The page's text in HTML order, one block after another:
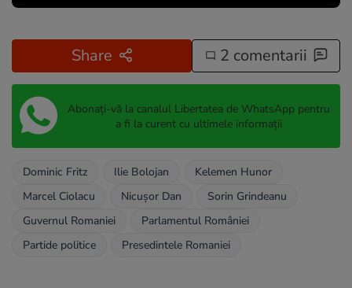
Share 2 comentarii
Abonați-vă la canalul Libertatea de WhatsApp pentru
a fi la curent cu ultimele informații
Dominic Fritz Ilie Bolojan
Kelemen Hunor
Marcel Ciolacu
Nicușor Dan
Sorin Grindeanu
Guvernul Romaniei
Parlamentul României
Partide politice
Presedintele Romaniei